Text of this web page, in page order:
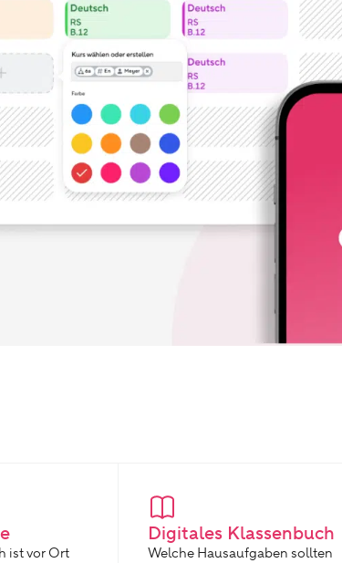
ist vor Ort
Digitales Klassenbuch
Welche Hausaufgaben sollten